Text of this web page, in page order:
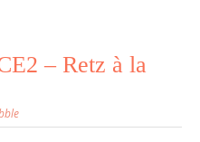
– Retz à la